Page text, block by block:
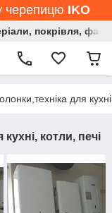
черепицю IKO
покрівля,
для
котли, печі